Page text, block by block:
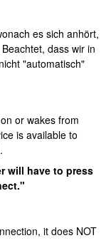
es sich anhört,
dass wir in
"automatisch"
or wakes from
is available to
will have to press
it does NOT